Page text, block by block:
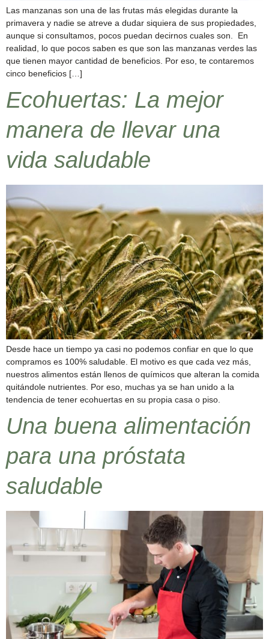
Las manzanas son una de las frutas más elegidas durante la
primavera y nadie se atreve a dudar siquiera de sus propiedades,
aunque si consultamos, pocos puedan decirnos cuales son. En
realidad, lo que pocos saben es que son las manzanas verdes las
que tienen mayor cantidad de beneficios. Por eso, te contaremos
cinco beneficios […]
Ecohuertas: La mejor
manera de llevar una
vida saludable
Desde hace un tiempo ya casi no podemos confiar en que lo que
compramos es 100% saludable. El motivo es que cada vez más,
nuestros alimentos están llenos de químicos que alteran la comida
quitándole nutrientes. Por eso, muchas ya se han unido a la
tendencia de tener ecohuertas en su propia casa o piso.
Una buena alimentación
para una próstata
saludable